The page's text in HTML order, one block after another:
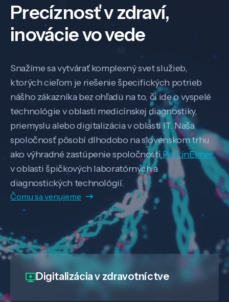
Precíznosť v zdraví,
inovácie vo vede
Snažíme sa vytvárať komplexný svet služieb,
ktorých cieľom je riešenie špecifických potrieb
nášho zákazníka bez ohľadu na to, či ide o vyspelé
technológie v oblasti medicínskej diagnostiky,
priemyslu alebo digitalizácia v oblasti IT. Naša
spoločnosť pôsobí dlhodobo na slovenskom trhu
ako výhradné zastúpenie spoločnostiPerkinElmer
v oblasti špičkových laboratórnych a
diagnostických technológií.
Čomu sa venujeme
Digitalizáciav zdravotníctve